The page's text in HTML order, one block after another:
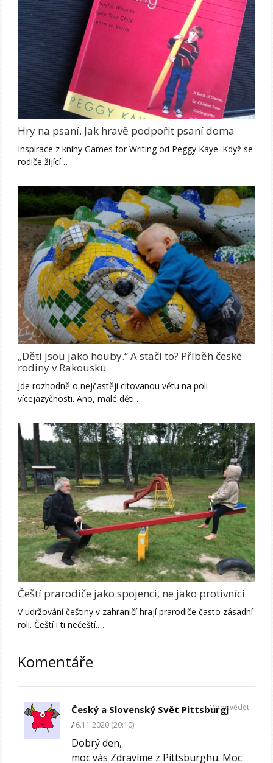
Hry na psaní. Jak hravě podpořit psaní doma
Inspirace z knihy Games for Writing od Peggy Kaye. Když se
rodiče žijící…
„Děti jsou jako houby.“ A stačí to? Příběh české
rodiny v Rakousku
Jde rozhodně o nejčastěji citovanou větu na poli
vícejazyčnosti. Ano, malé děti…
Čeští prarodiče jako spojenci, ne jako protivníci
V udržování češtiny v zahraničí hrají prarodiče často zásadní
roli. Čeští i ti nečeští.…
Komentáře
Český a Slovenský Svět Pittsburgj
6.11.2020 (20:10)
Dobrý den,
moc vás Zdravíme z Pittsburghu. Moc
Odpovědět